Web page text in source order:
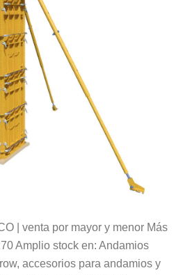
| venta por mayor y menor Más
Amplio stock en: Andamios
accesorios para andamios y